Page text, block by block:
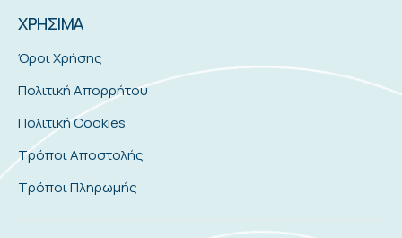
ΧΡΗΣΙΜΑ
Όροι Χρήσης
Πολιτική Απορρήτου
Πολιτική Cookies
Τρόποι Αποστολής
Τρόποι Πληρωμής